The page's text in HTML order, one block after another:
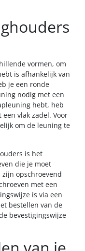
vormen, om
is afhankelijk van
je een ronde
nodig met een
hebt, heb
vlak zadel. Voor
om de leuning te
is het
die je moet
opschroevend
met een
is via een
bestellen van de
bevestigingswijze